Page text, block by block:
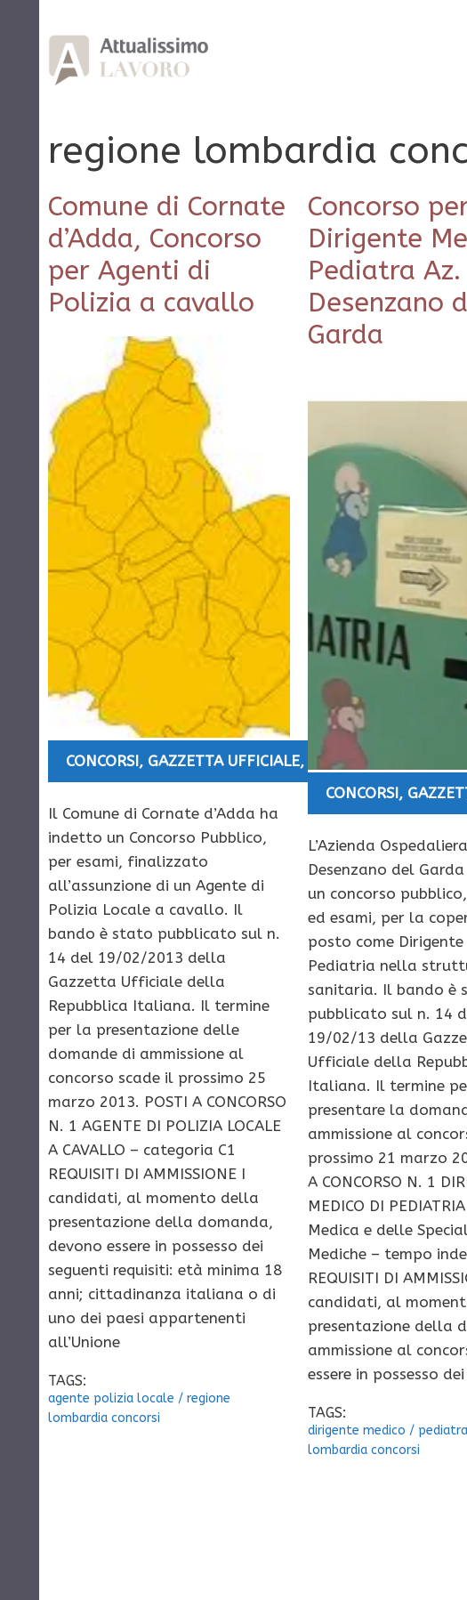
contenuto
regione lombardia
Comune di Cornate
d’Adda, Concorso
per Agenti di
Polizia a cavallo
CONCORSI, GAZZETTA UFFICIALE, OFFERTE DI LAVORO
Il Comune di Cornate d’Adda ha
indetto un Concorso Pubblico,
per esami, finalizzato
all’assunzione di un Agente di
Polizia Locale a cavallo. Il
bando è stato pubblicato sul n.
14 del 19/02/2013 della
Gazzetta Ufficiale della
Repubblica Italiana. Il termine
per la presentazione delle
domande di ammissione al
concorso scade il prossimo 25
marzo 2013. POSTI A CONCORSO
N. 1 AGENTE DI POLIZIA LOCALE
A CAVALLO – categoria C1
REQUISITI DI AMMISSIONE I
candidati, al momento della
presentazione della domanda,
devono essere in possesso dei
seguenti requisiti: età minima 18
anni; cittadinanza italiana o di
uno dei paesi appartenenti
all’Unione
TAGS:
agente polizia locale / regione
lombardia concorsi
Concorso
Dirigente
Pediatra Az.
Desenzano
Garda
CONCORSI,
L’Azienda
Desenzano del
un concorso
ed esami, per la
posto come Dirigente
Pediatria nella
sanitaria. Il bando è
pubblicato sul n. 14
19/02/13 della
Ufficiale della
Italiana. Il termine
presentare la
ammissione al
prossimo 21 marzo
A CONCORSO N. 1
MEDICO DI
Medica e delle
Mediche – tempo
REQUISITI DI
candidati, al
presentazione della
ammissione al
essere in possesso dei
TAGS:
dirigente medico / pediatra
lombardia concorsi